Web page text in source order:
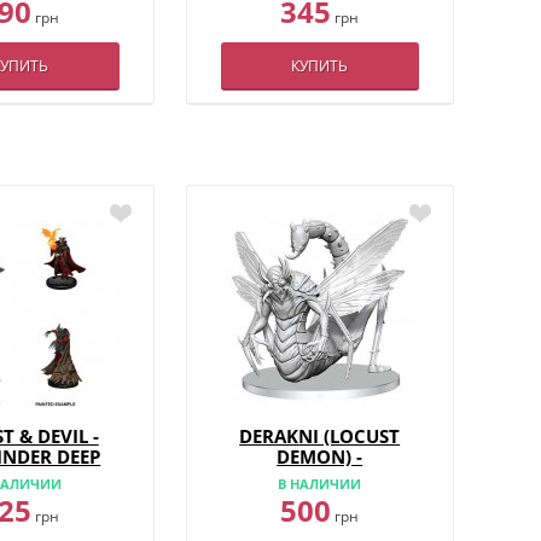
грн 345 грн
КУПИТЬ
& DEVIL -
DEEP
- W12
грн
DERAKNI (LOCUST
DEMON) -
PATHFINDER DEEP
CUTS - W27
В НАЛИЧИИ
500 грн